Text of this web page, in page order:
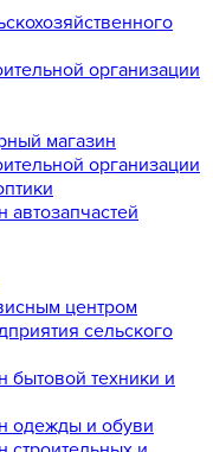
организации
магазин
организации
автозапчастей
центром
сельского
бытовой техники и
одежды и обуви